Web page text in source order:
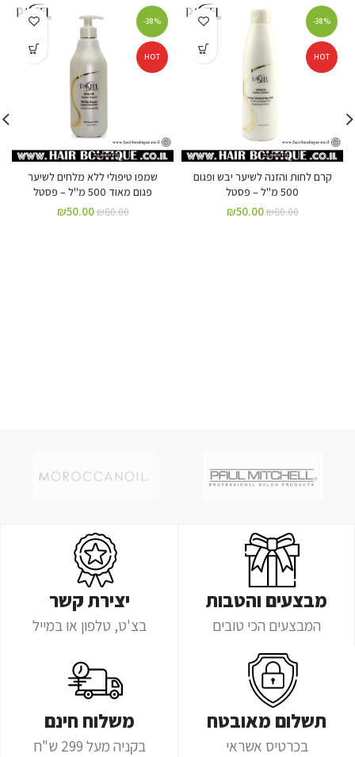
-38%
HOT
קרם לחות והזנה לשיער יבש ופגום
500 מ"ל – פסטל
₪80.00
₪50.00
-38%
HOT
שמפו טיפולי ללא מלחים לשיער
פגום מאוד 500 מ"ל – פסטל
₪80.00
₪50.00
מבצעים והטבות
המבצעים הכי טובים
יצירת קשר
בצ'ט, טלפון או במייל
תשלום מאובטח
בכרטיס אשראי
משלוח חינם
בקניה מעל 299 ש"ח